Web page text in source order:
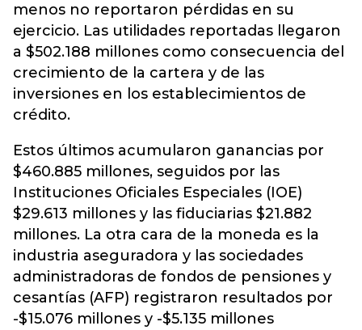
menos no reportaron pérdidas en su
ejercicio. Las utilidades reportadas llegaron
a $502.188 millones como consecuencia del
crecimiento de la cartera y de las
inversiones en los establecimientos de
crédito.
Estos últimos acumularon ganancias por
$460.885 millones, seguidos por las
Instituciones Oficiales Especiales (IOE)
$29.613 millones y las fiduciarias $21.882
millones. La otra cara de la moneda es la
industria aseguradora y las sociedades
administradoras de fondos de pensiones y
cesantías (AFP) registraron resultados por
-$15.076 millones y -$5.135 millones